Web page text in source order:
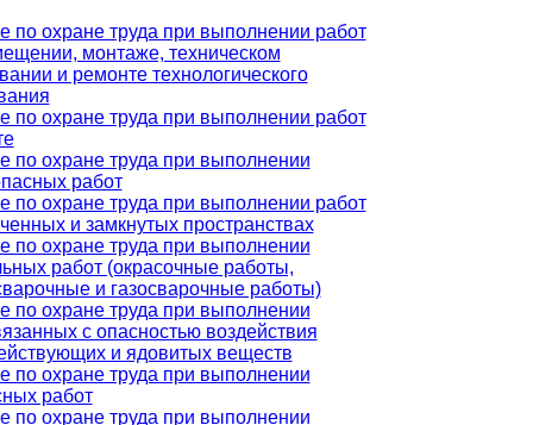
по охране труда при выполнении работ
монтаже, техническом
и ремонте технологического
по охране труда при выполнении работ
по охране труда при выполнении
работ
по охране труда при выполнении работ
и замкнутых пространствах
по охране труда при выполнении
работ (окрасочные работы,
и газосварочные работы)
по охране труда при выполнении
с опасностью воздействия
и ядовитых веществ
по охране труда при выполнении
работ
по охране труда при выполнении